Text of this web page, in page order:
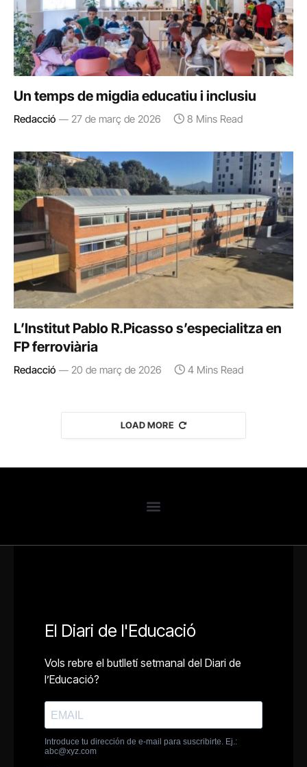
Un temps de migdia educatiu i inclusiu
Redacció 27 de març de 2026 8 Mins Read
L’Institut Pablo R.Picasso s’especialitza en
FP ferroviària
Redacció 20 de març de 2026 4 Mins Read
LOAD MORE